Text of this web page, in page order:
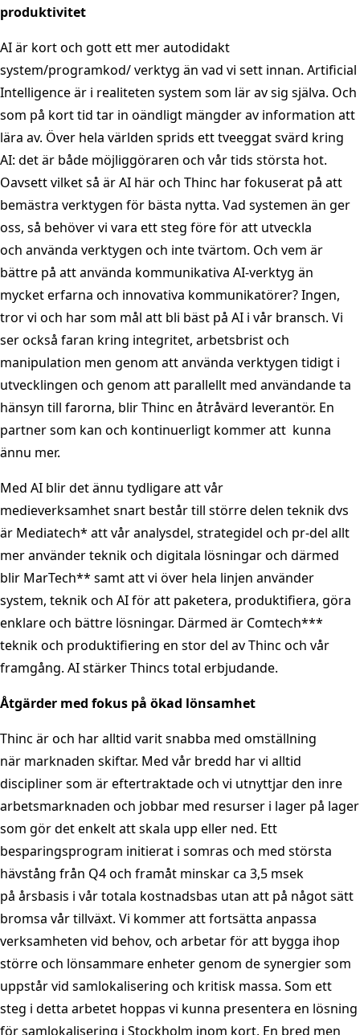
produktivitet
AI är kort och gott ett mer autodidakt
system/programkod/ verktyg än vad vi sett innan. Artificial
Intelligence är i realiteten system som lär av sig själva. Och
som på kort tid tar in oändligt mängder av information att
lära av. Över hela världen sprids ett tveeggat svärd kring
AI: det är både möjliggöraren och vår tids största hot.
Oavsett vilket så är AI här och Thinc har fokuserat på att
bemästra verktygen för bästa nytta. Vad systemen än ger
oss, så behöver vi vara ett steg före för att utveckla
och använda verktygen och inte tvärtom. Och vem är
bättre på att använda kommunikativa AI-verktyg än
mycket erfarna och innovativa kommunikatörer? Ingen,
tror vi och har som mål att bli bäst på AI i vår bransch. Vi
ser också faran kring integritet, arbetsbrist och
manipulation men genom att använda verktygen tidigt i
utvecklingen och genom att parallellt med användande ta
hänsyn till farorna, blir Thinc en åtråvärd leverantör. En
partner som kan och kontinuerligt kommer att kunna
ännu mer.
Med AI blir det ännu tydligare att vår
medieverksamhet snart består till större delen teknik dvs
är Mediatech* att vår analysdel, strategidel och pr-del allt
mer använder teknik och digitala lösningar och därmed
blir MarTech** samt att vi över hela linjen använder
system, teknik och AI för att paketera, produktifiera, göra
enklare och bättre lösningar. Därmed är Comtech***
teknik och produktifiering en stor del av Thinc och vår
framgång. AI stärker Thincs total erbjudande.
Åtgärder med fokus på ökad lönsamhet
Thinc är och har alltid varit snabba med omställning
när marknaden skiftar. Med vår bredd har vi alltid
discipliner som är eftertraktade och vi utnyttjar den inre
arbetsmarknaden och jobbar med resurser i lager på lager
som gör det enkelt att skala upp eller ned. Ett
besparingsprogram initierat i somras och med största
hävstång från Q4 och framåt minskar ca 3,5 msek
på årsbasis i vår totala kostnadsbas utan att på något sätt
bromsa vår tillväxt. Vi kommer att fortsätta anpassa
verksamheten vid behov, och arbetar för att bygga ihop
större och lönsammare enheter genom de synergier som
uppstår vid samlokalisering och kritisk massa. Som ett
steg i detta arbetet hoppas vi kunna presentera en lösning
för samlokalisering i Stockholm inom kort. En bred men